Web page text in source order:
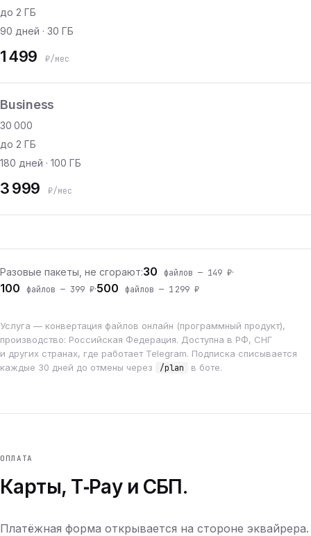
до 2 ГБ
90 дней · 30 ГБ
1 499 ₽/мес
Business
30 000
до 2 ГБ
180 дней · 100 ГБ
3 999 ₽/мес
Разовые пакеты, не сгорают:30 файлов — 149 ₽·
100 файлов — 399 ₽·500 файлов — 1 299 ₽
Услуга — конвертация файлов онлайн (программный продукт),
производство: Российская Федерация. Доступна в РФ, СНГ
и других странах, где работает Telegram. Подписка списывается
каждые 30 дней до отмены через
/plan в боте.
ОПЛАТА
Карты, T‑Pay и СБП.
Платёжная форма открывается на стороне эквайрера.